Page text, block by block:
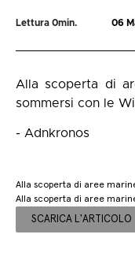
Lettura 0min. 06
Alla scoperta di
sommersi con le
- Adnkronos
Alla scoperta di aree
Alla scoperta di aree
SCARICA L'ARTICOLO